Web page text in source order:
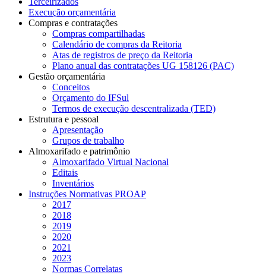
Execução orçamentária
Compras e contratações
Compras compartilhadas
Calendário de compras da Reitoria
Atas de registros de preço da Reitoria
Plano anual das contratações UG 158126 (PAC)
Gestão orçamentária
Conceitos
Orçamento do IFSul
Termos de execução descentralizada (TED)
Estrutura e pessoal
Apresentação
Grupos de trabalho
Almoxarifado e patrimônio
Almoxarifado Virtual Nacional
Editais
Inventários
Instruções Normativas PROAP
2017
2018
2019
2020
2021
2023
Normas Correlatas